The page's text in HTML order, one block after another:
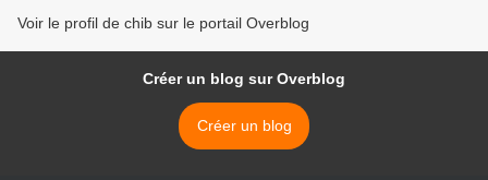
Voir le profil de chib sur le portail Overblog
Créer un blog sur Overblog
Créer un blog